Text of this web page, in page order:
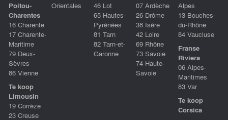
Poitou-
Charentes
16 Charente
17 Charente-
Maritime
79 Deux-
Sèvres
86 Vienne
Te koop
Limousin
19 Corrèze
23 Creuse
Orientales
46 Lot
65 Hautes-
Pyrénées
81 Tarn
82 Tarn-et-
Garonne
07 Ardèche
26 Drôme
38 Isère
42 Loire
69 Rhône
73 Savoie
74 Haute-
Savoie
Alpes
13 Bouches-
du-Rhône
84 Vaucluse
Franse
Riviera
06 Alpes-
Maritimes
83 Var
Te koop
Corsica